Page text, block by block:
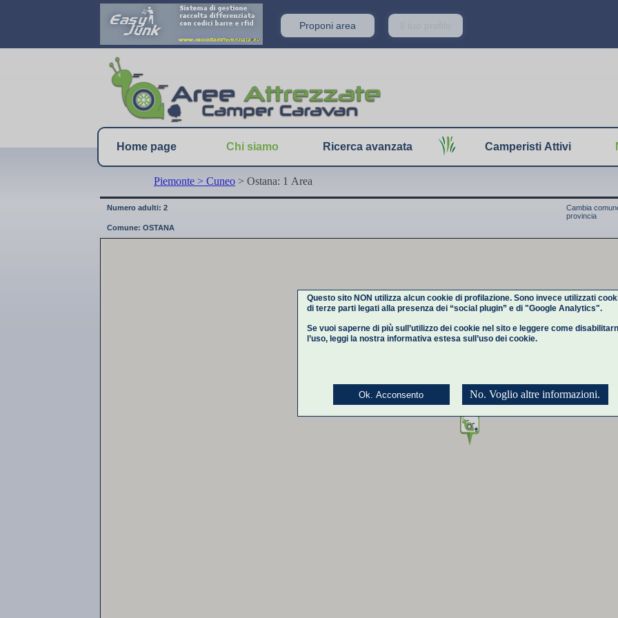
Home page Chi siamo Ricerca avanzata Camperisti Attivi
Numero adulti: 2
Comune: OSTANA
Cambia
provincia
Piemonte > Cuneo > Ostana: 1 Area
Proponi area
Questo sito NON utilizza alcun cookie di profilazione. Sono invece utilizzati
di terze parti legati alla presenza dei “social plugin” e di "Google Analytics".
Se vuoi saperne di più sull’utilizzo dei cookie nel sito e leggere come
l’uso,leggi la nostra informativa estesasull’uso dei cookie.
Ok. Acconsento No. Voglio altre informazioni.